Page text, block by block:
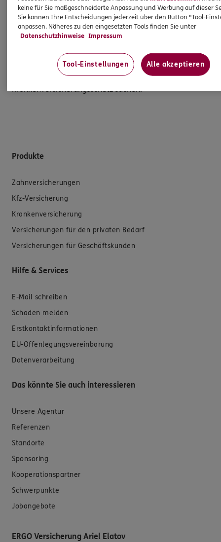
über ihren Versicherungsschutz und erhalten eine
bessere Leistung als gesetzlich Versicherte. Darüber
hinaus können sie auch eine Zusatzversicherung
abschließen, um ihren Versicherungsschutz an die
individuellen Bedürfnisse anzupassen. Daher ist eine
Private Krankenversicherung eine gute Option für alle,
die einen leistungsstarken und kostengünstigen
Krankenversicherungsschutz suchen.
Produkte
Zahnversicherungen
Kfz-Versicherung
Krankenversicherung
Versicherungen für den privaten Bedarf
Versicherungen für Geschäftskunden
Hilfe & Services
E-Mail schreiben
Schaden melden
Erstkontaktinformationen
EU-Offenlegungsvereinbarung
Datenverarbeitung
Das könnte Sie auch interessieren
Unsere Agentur
Referenzen
Standorte
Sponsoring
Kooperationspartner
Schwerpunkte
Jobangebote
ERGO Versicherung Ariel Elatov
keine für Sie maßgeschneiderte Anpassung und Werbung auf dieser
Sie können Ihre Entscheidungen jederzeit über den Button "Tool-
anpassen. Näheres zu den eingesetzten Tools finden Sie unter
Datenschutzhinweise Impressum
Tool-Einstellungen Alle akzeptieren